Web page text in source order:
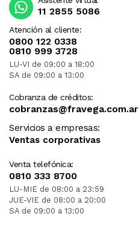
Atención al cliente:
0800 122 0338
0810 999 3728
LU-VI de 09:00 a 18:00
SA de 09:00 a 13:00
Cobranza de créditos:
cobranzas@fravega.com.ar
Servicios a empresas:
Ventas corporativas
Venta telefónica:
0810 333 8700
LU-MIE de 08:00 a 23:59
JUE-VIE de 08:00 a 20:00
SA de 09:00 a 13:00
11 2855 5086